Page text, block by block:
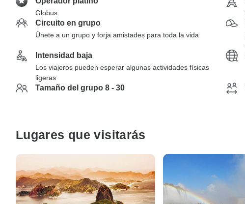
Globus
Circuito en grupo
Únete a un grupo y forja amistades para toda la vida
Intensidad baja
Los viajeros pueden esperar algunas actividades físicas
ligeras
Tamaño del grupo 8 - 30
Lugares que visitarás